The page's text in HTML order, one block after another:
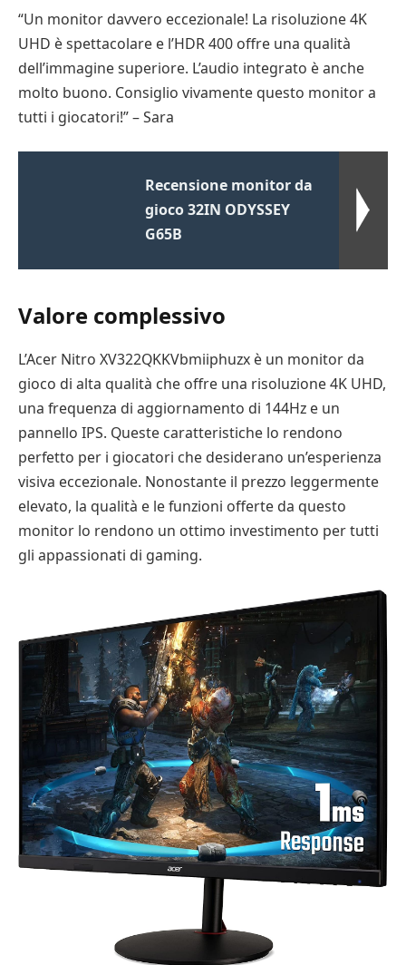
“Un monitor davvero eccezionale! La risoluzione 4K
UHD è spettacolare e l’HDR 400 offre una qualità
dell’immagine superiore. L’audio integrato è anche
molto buono. Consiglio vivamente questo monitor a
tutti i giocatori!” – Sara
Recensione monitor da
gioco 32IN ODYSSEY
G65B
Valore complessivo
L’Acer Nitro XV322QKKVbmiiphuzx è un monitor da
gioco di alta qualità che offre una risoluzione 4K UHD,
una frequenza di aggiornamento di 144Hz e un
pannello IPS. Queste caratteristiche lo rendono
perfetto per i giocatori che desiderano un’esperienza
visiva eccezionale. Nonostante il prezzo leggermente
elevato, la qualità e le funzioni offerte da questo
monitor lo rendono un ottimo investimento per tutti
gli appassionati di gaming.